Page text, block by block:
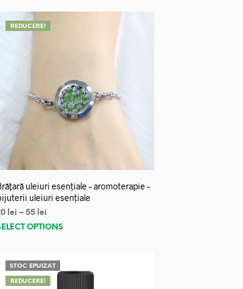
REDUCERE!
uleiuri esențiale – aromoterapie –
uleiuri esențiale
lei – 55 lei
OPTIONS
STOC EPUIZAT
REDUCERE!